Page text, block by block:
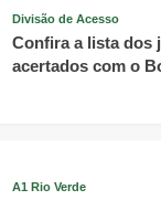
Divisão de Acesso
Confira a lista dos
acertados com o
A1 Rio Verde